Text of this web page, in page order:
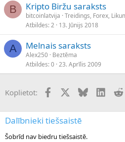
B Kripto Biržu saraksts
bitcoinlatvija Treidings, Forex,
Atbildes 2 13. Jūnijs 2018
A Melnais saraksts
Alex250 Beztēma
Atbildes 0 23. Aprīlis 2009
Koplietot: FacebookX (Twitter)
Bluesky
Dalībnieki tiešsaistē
Šobrīd nav biedru tiešsaistē.